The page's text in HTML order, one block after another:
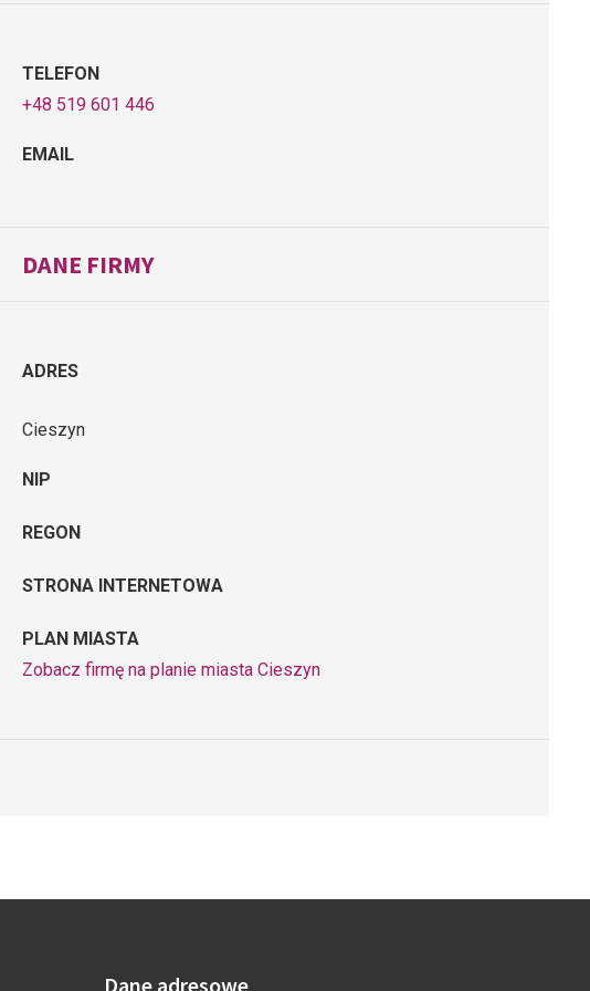
TELEFON
+48 519 601 446
EMAIL
DANE FIRMY
ADRES
Cieszyn
NIP
REGON
STRONA INTERNETOWA
PLAN MIASTA
Zobacz firmę na planie miasta Cieszyn
Dane adresowe